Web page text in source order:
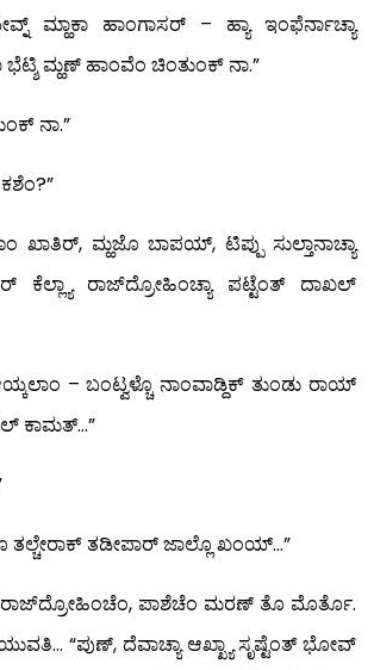
ಮ್ಹಾಕಾ ಹಾಂಗಾಸರ್ – ಹ್ಯಾ ಇಂಫೆರ್ನಾಚ್ಯಾ
ಭೆಟ್ಶಿ ಮ್ಹಣ್ ಹಾಂವೆಂ ಚಿಂತುಂಕ್ ನಾ.”
ನಾ.”
ಖಾತಿರ್, ಮ್ಹಜೊ ಬಾಪಯ್, ಟಿಪ್ಪು ಸುಲ್ತಾನಾಚ್ಯಾ
ಕೆಲ್ಲ್ಯಾ ರಾಜ್‍ದ್ರೋಹಿಂಚ್ಯಾ ಪಟ್ಟೆಂತ್ ದಾಖಲ್
– ಬಂಟ್ವಳ್ಚೊ ನಾಂವಾಡ್ದಿಕ್ ತುಂಡು ರಾಯ್
ಕಾಮತ್…”
ತಲ್ಚೇರಾಕ್ ತಡೀಪಾರ್ ಜಾಲ್ಲೊ ಖಂಯ್…”
ಪಾಶೆಚೆಂ ಮರಣ್ ತೊ ಮೊರ್ತೊ.
“ಪುಣ್, ದೆವಾಚ್ಯಾ ಆಖ್ಖ್ಯಾ ಸೃಷ್ಟೆಂತ್ ಭೋವ್